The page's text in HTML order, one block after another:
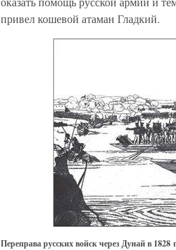
привел кошевой атаман Гладкий.
Переправа русских войск через Дунай в